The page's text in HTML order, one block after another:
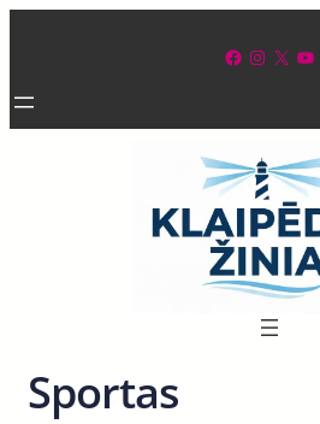
Facebook Instagram X YouTube
Sportas